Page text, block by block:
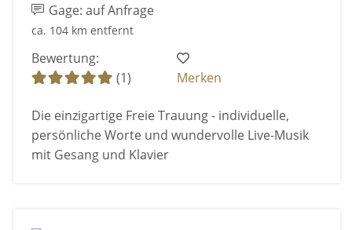
Gage: auf Anfrage
ca. 104 km entfernt
Bewertung:
(1)
Merken
Die einzigartige Freie Trauung - individuelle,
persönliche Worte und wundervolle Live-Musik
mit Gesang und Klavier